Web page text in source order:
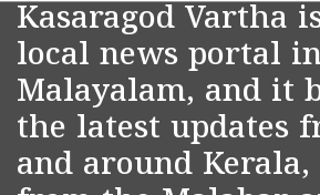
Kasaragod Vartha
local news portal
Malayalam, and it
the latest updates
and around